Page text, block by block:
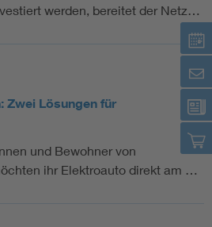
werden, bereitet der Netz…
Zwei Lösungen für
und Bewohner von
ihr Elektroauto direkt am …